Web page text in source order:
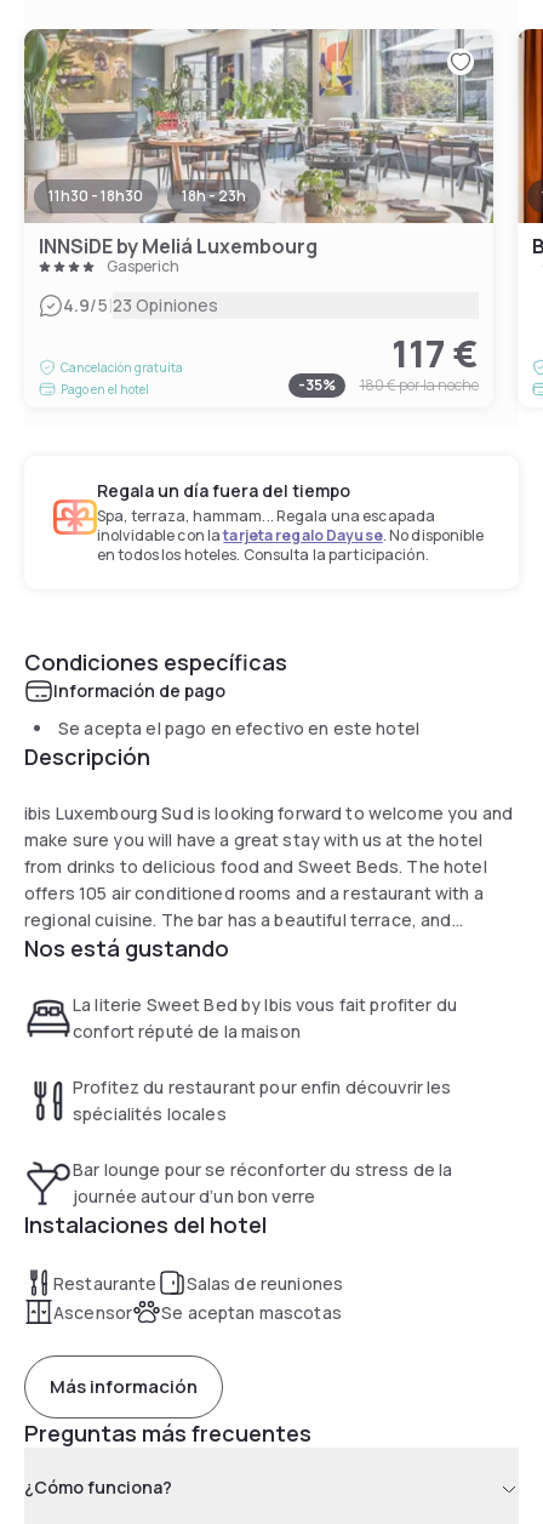
11h30 - 18h30 18h - 23h
INNSiDE by Meliá Luxembourg
Gasperich
4.9/5|23 Opiniones
Cancelación gratuita
Pago en el hotel
117 €
-35% 180 €por la noche
Regala un día fuera del tiempo
Spa, terraza, hammam... Regala una escapada
inolvidable con latarjeta regalo Dayuse. No disponible
en todos los hoteles. Consulta la participación.
Condiciones específicas
Información de pago
Se acepta el pago en efectivo en este hotel
Descripción
ibis Luxembourg Sud is looking forward to welcome you and
make sure you will have a great stay with us at the hotel
from drinks to delicious food and Sweet Beds. The hotel
offers 105 air conditioned rooms and a restaurant with a
regional cuisine. The bar has a beautiful terrace, and
refreshments are available 24 hours. All rooms are equipped
screen TV. Free WiFi is available throughout the hotel upload
pictures on the terrace or in your room.
Nos está gustando
La literie Sweet Bed by Ibis vous fait profiter du
confort réputé de la maison
Profitez du restaurant pour enfin découvrir les
spécialités locales
Bar lounge pour se réconforter du stress de la
journée autour d’un bon verre
Instalaciones del hotel
Restaurante
Salas de reuniones
Ascensor
Se aceptan mascotas
Más información
Preguntas más frecuentes
¿Cómo funciona?